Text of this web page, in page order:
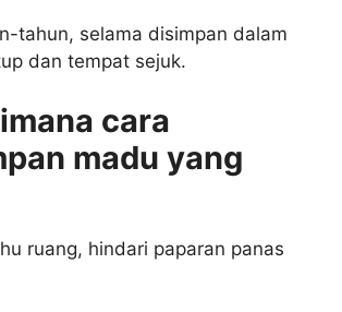
tahun, selama disimpan dalam
dan tempat sejuk.
cara
madu yang
ruang, hindari paparan panas